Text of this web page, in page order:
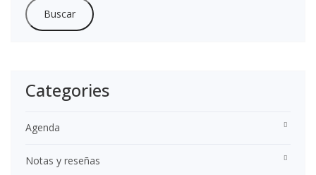
Categories
Agenda
Notas y reseñas